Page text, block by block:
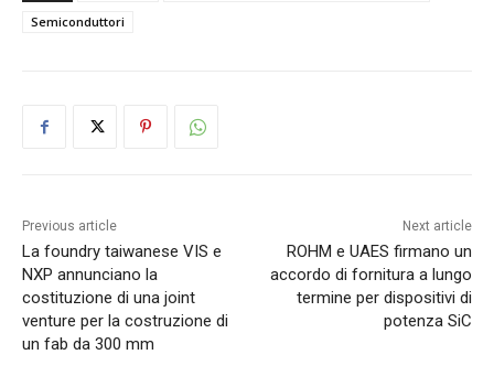
Semiconduttori
Previous article
La foundry taiwanese VIS e
NXP annunciano la
costituzione di una joint
venture per la costruzione di
un fab da 300 mm
Next article
ROHM e UAES firmano un
accordo di fornitura a lungo
termine per dispositivi di
potenza SiC